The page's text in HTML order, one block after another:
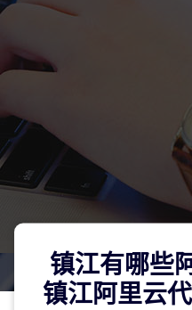
镇江有哪些
镇江阿里云